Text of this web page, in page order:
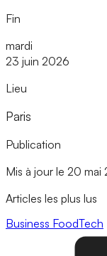
Fin
mardi
23 juin 2026
Lieu
Paris
Publication
Mis à jour le 20 mai
Articles les plus lus
Business FoodTech